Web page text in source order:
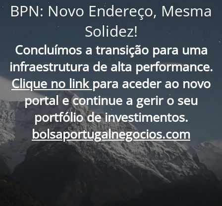
BPN: Novo Endereço, Mesma
Solidez!
Concluímos a transição para uma
infraestrutura de alta performance.
Clique no link para aceder ao novo
portal e continue a gerir o seu
portfólio de investimentos.
bolsaportugalnegocios.com